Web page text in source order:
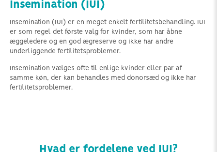
Insemination (IUI)
Insemination (IUI) er en meget enkelt fertilitetsbehandling. IUI
er som regel det første valg for kvinder, som har åbne
æggeledere og en god ægreserve og ikke har andre
underliggende fertilitetsproblemer.
Insemination vælges ofte til enlige kvinder eller par af
samme køn, der kan behandles med donorsæd og ikke har
fertilitetsproblemer.
Hvad er fordelene ved IUI?